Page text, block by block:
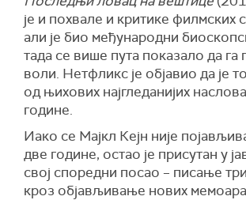
је и похвале и критике филмских
али је био међународни
тада се више пута показало да га
воли. Нетфликс је објавио да је
од њихових најгледанијих
године.
Иако се Мајкл Кејн није
две године, остао је присутан у
свој споредни посао – писање
кроз објављивање нових